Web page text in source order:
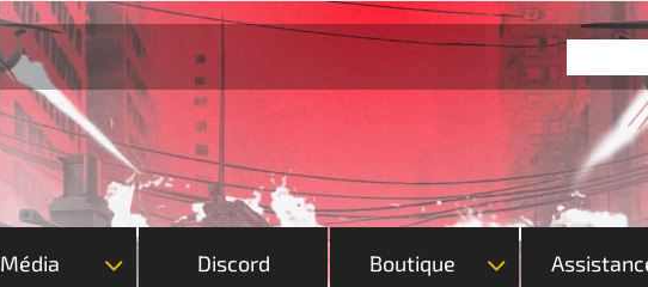
Média Discord Boutique